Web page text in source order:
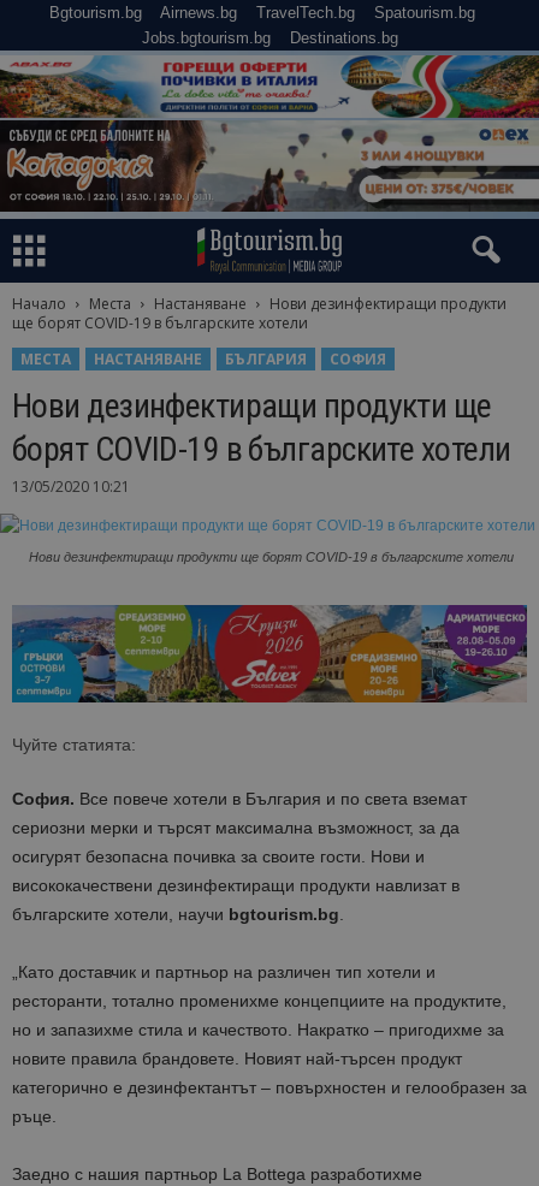
Bgtourism.bg Airnews.bg TravelTech.bg
Spatourism.bg
Jobs.bgtourism.bg
Destinations.bg
Начало Места Настаняване
Нови дезинфектиращи продукти
ще борят COVID-19 в българските хотели
МЕСТА
НАСТАНЯВАНЕ БЪЛГАРИЯ СОФИЯ
Нови дезинфектиращи продукти ще
борят COVID-19 в българските хотели
13/05/2020 10:21
Нови дезинфектиращи продукти ще борят COVID-19 в българските хотели
Чуйте статията:
София. Все повече хотели в България и по света вземат
сериозни мерки и търсят максимална възможност, за да
осигурят безопасна почивка за своите гости. Нови и
висококачествени дезинфектиращи продукти навлизат в
българските хотели, научи bgtourism.bg.
„Като доставчик и партньор на различен тип хотели и
ресторанти, тотално променихме концепциите на продуктите,
но и запазихме стила и качеството. Накратко – пригодихме за
новите правила брандовете. Новият най-търсен продукт
категорично е дезинфектантът – повърхностен и гелообразен за
ръце.
Заедно с нашия партньор La Bottega разработихме